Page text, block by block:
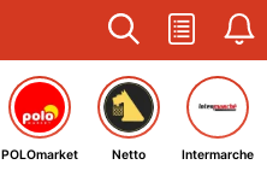
POLOmarket Netto Intermarche